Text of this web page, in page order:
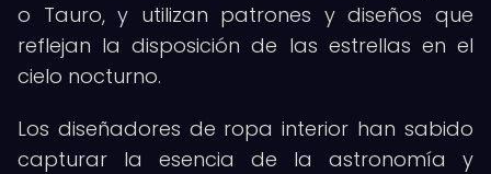
o Tauro, y utilizan patrones y diseños que
reflejan la disposición de las estrellas en el
cielo nocturno.
Los diseñadores de ropa interior han sabido
capturar la esencia de la astronomía y